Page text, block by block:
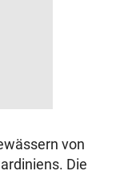
von
Die